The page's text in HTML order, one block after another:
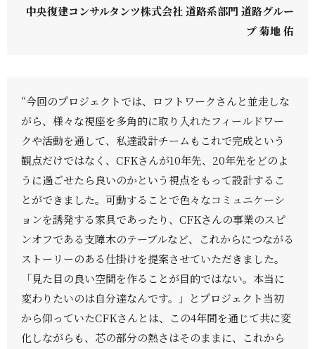
中央復建コンサルタンツ株式会社 道路系部門 道路グルー
プ 菊地 佑
“今回のプロジェクトでは、ロフトワークさんと並走しな
がら、様々な視座を多角的に取り入れたフィールドワー
クや活動を通して、私達設計チームもこれで完成という
観点だけではなく、CFKさんが10年先、20年先をどのよ
うに過ごせたら良いのかという視点をもって設計するこ
とができました。可動することで色々なコミュニケーシ
ョンを誘発する家具であったり、CFKさんの事業のスピ
ンオフである支障木のテーブルなど、これからにつながる
ストーリーのある仕掛けを提案させていただきました。
「見た目の良い空間を作ることが目的ではない。本当に
変わりたいのは自分達なんです。」とプロジェクト当初
から仰っていたCFKさんとは、この4年間を通じて共に変
化しながらも、芯の部分の熱さはそのままに、これから